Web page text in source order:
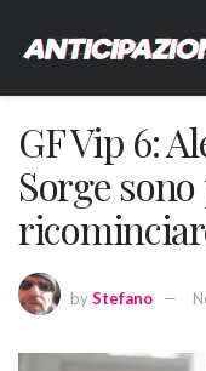
GF Vip 6:
Sorge
byStefano